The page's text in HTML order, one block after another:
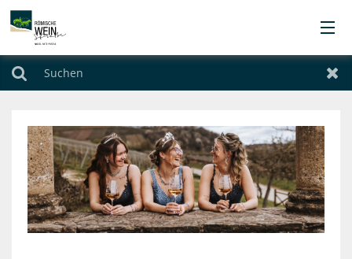
Orte
Übernachten
Urlaubsthemen
Angebote